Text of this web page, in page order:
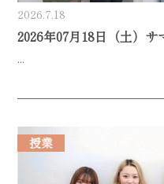
2026.7.18
2026年07月18日（土）
...
授業